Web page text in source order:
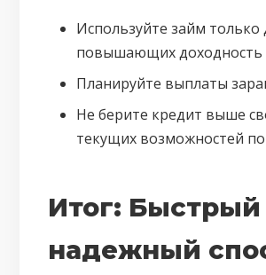
Используйте займ только
повышающих доходность
Планируйте выплаты
Не берите кредит выше
текущих возможностей
Итог: Быстрый
надежный